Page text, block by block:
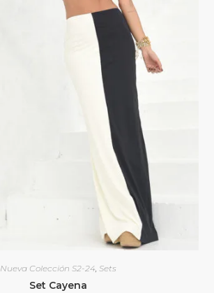
Nueva Colección S2-24, Sets
Set Cayena